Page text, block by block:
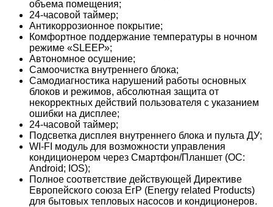
объема помещения;
24-часовой таймер;
Антикоррозионное покрытие;
Комфортное поддержание температуры в ночном
режиме «SLЕЕР»;
Автономное осушение;
Самоочистка внутреннего блока;
Самодиагностика нарушений работы основных
блоков и режимов, абсолютная защита от
некорректных действий пользователя с указанием
ошибки на дисплее;
24-часовой таймер;
Подсветка дисплея внутреннего блока и пульта ДУ;
WI-FI модуль для возможности управления
кондиционером через Смартфон/Планшет (ОС:
Android; IOS);
Полное соответствие действующей Директиве
Европейского союза ЕгР (Energy related Products)
для бытовых тепловых насосов и кондиционеров.